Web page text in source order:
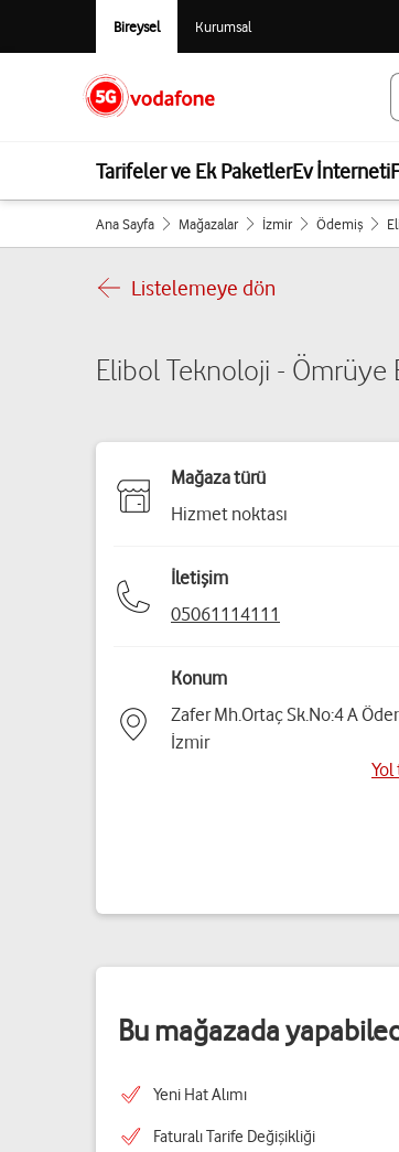
Bireysel Kurumsal
Tarifeler ve Ek PaketlerEv İnterneti
Ana Sayfa Mağazalar İzmir Ödemiş
Listelemeye dön
Elibol Teknoloji - Ömrüye
Mağaza türü
Hizmet noktası
İletişim
05061114111
Konum
Zafer Mh.Ortaç Sk.No:4 A
İzmir
Bu mağazada
Yeni Hat Alımı
Faturalı Tarife Değişikliği